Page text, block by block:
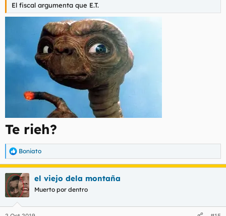
El fiscal argumenta que E.T.
Te rieh?
R
e
a
c
c
i
Boniato
el viejo dela montaña
Muerto por dentro